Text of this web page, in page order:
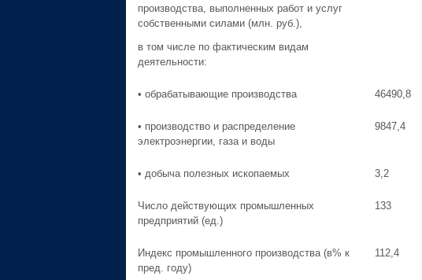
производства, выполненных работ и услуг
собственными силами (млн. руб.),
в том числе по фактическим видам
деятельности:
• обрабатывающие производства 46490,8
• производство и распределение
электроэнергии, газа и воды
9847,4
• добыча полезных ископаемых 3,2
Число действующих промышленных
предприятий (ед.)
133
Индекс промышленного производства (в% к
пред. году)
112,4